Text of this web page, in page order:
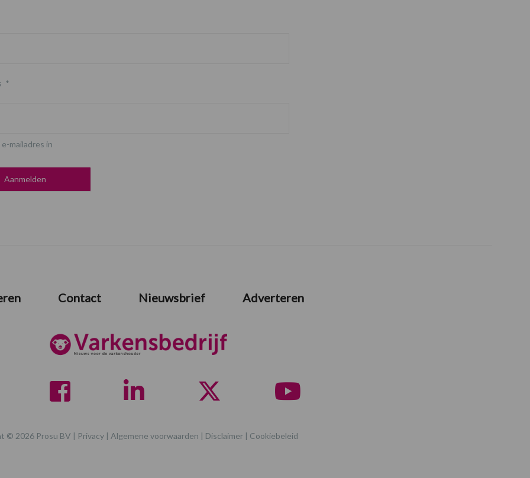
*
mailadres in
Contact Nieuwsbrief Adverteren
© 2026 Prosu BV | Privacy| Algemene voorwaarden | Disclaimer| Cookiebeleid